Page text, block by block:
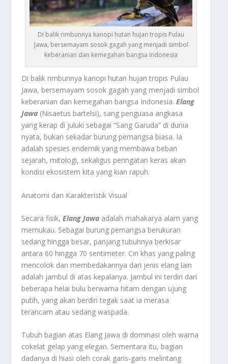
Di balik rimbunnya kanopi hutan hujan tropis Pulau
Jawa, bersemayam sosok gagah yang menjadi simbol
keberanian dan kemegahan bangsa Indonesia
Di balik rimbunnya kanopi hutan hujan tropis Pulau
Jawa, bersemayam sosok gagah yang menjadi simbol
keberanian dan kemegahan bangsa Indonesia.Elang
Jawa (Nisaetus bartelsi), sang penguasa angkasa
yang kerap di juluki sebagai “Sang Garuda” di dunia
nyata, bukan sekadar burung pemangsa biasa. Ia
adalah spesies endemik yang membawa beban
sejarah, mitologi, sekaligus peringatan keras akan
kondisi ekosistem kita yang kian rapuh.
Anatomi dan Karakteristik Visual
Secara fisik,Elang Jawa adalah mahakarya alam yang
memukau. Sebagai burung pemangsa berukuran
sedang hingga besar, panjang tubuhnya berkisar
antara 60 hingga 70 sentimeter. Ciri khas yang paling
mencolok dan membedakannya dari jenis elang lain
adalah jambul di atas kepalanya. Jambul ini terdiri dari
beberapa helai bulu berwarna hitam dengan ujung
putih, yang akan berdiri tegak saat ia merasa
terancam atau sedang waspada.
Tubuh bagian atas Elang Jawa di dominasi oleh warna
cokelat gelap yang elegan. Sementara itu, bagian
dadanya di hiasi oleh corak garis-garis melintang